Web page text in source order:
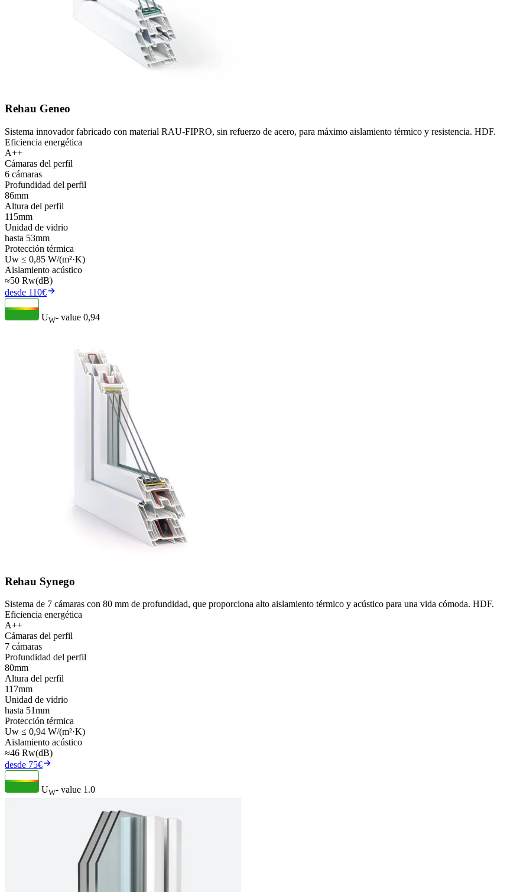
Rehau Geneo
Sistema innovador fabricado con material RAU-FIPRO, sin refuerzo de acero, para máximo aislamiento térmico y resistencia. HDF.
Eficiencia energética
A++
Cámaras del perfil
6 cámaras
Profundidad del perfil
86mm
Altura del perfil
115mm
Unidad de vidrio
hasta 53mm
Protección térmica
Uw ≤ 0,85 W/(m²·K)
Aislamiento acústico
≈50 Rw(dB)
desde 110€
UW- value 0,94
Rehau Synego
Sistema de 7 cámaras con 80 mm de profundidad, que proporciona alto aislamiento térmico y acústico para una vida cómoda. HDF.
Eficiencia energética
A++
Cámaras del perfil
7 cámaras
Profundidad del perfil
80mm
Altura del perfil
117mm
Unidad de vidrio
hasta 51mm
Protección térmica
Uw ≤ 0,94 W/(m²·K)
Aislamiento acústico
≈46 Rw(dB)
desde 75€
UW- value 1.0